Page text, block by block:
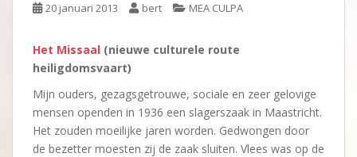
20 januari 2013 bert MEA CULPA
Het Missaal (nieuwe culturele route
heiligdomsvaart)
Mijn ouders, gezagsgetrouwe, sociale en zeer gelovige
mensen openden in 1936 een slagerszaak in Maastricht.
Het zouden moeilijke jaren worden. Gedwongen door
de bezetter moesten zij de zaak sluiten. Vlees was op de